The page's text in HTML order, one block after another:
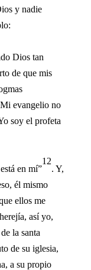
y nadie
Dios tan
de que mis
evangelio no
soy el profeta
en mí”
12
. Y,
él mismo
ellos me
así yo,
la santa
de su iglesia,
a su propio